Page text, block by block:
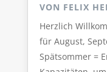
VON FELIX
Herzlich
für August,
Spätsommer =